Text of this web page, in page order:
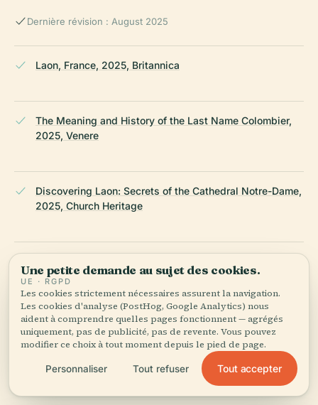
Dernière révision : August 2025
Laon, France, 2025, Britannica
The Meaning and History of the Last Name Colombier,
2025, Venere
Discovering Laon: Secrets of the Cathedral Notre-Dame,
2025, Church Heritage
Destinations: Laon, 2025, FranceRent
Laon Tourism Official Website, 2025, Tourisme Pays de
Une petite demande au sujet des cookies.
UE · RGPD
Les cookies strictement nécessaires assurent la navigation.
Les cookies d'analyse (PostHog, Google Analytics) nous
aident à comprendre quelles pages fonctionnent — agrégés
uniquement, pas de publicité, pas de revente. Vous pouvez
modifier ce choix à tout moment depuis le pied de page.
Personnaliser Tout refuser Tout accepter